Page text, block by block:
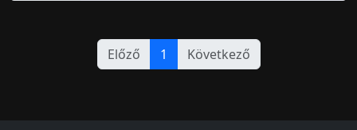
Előző 1 Következő